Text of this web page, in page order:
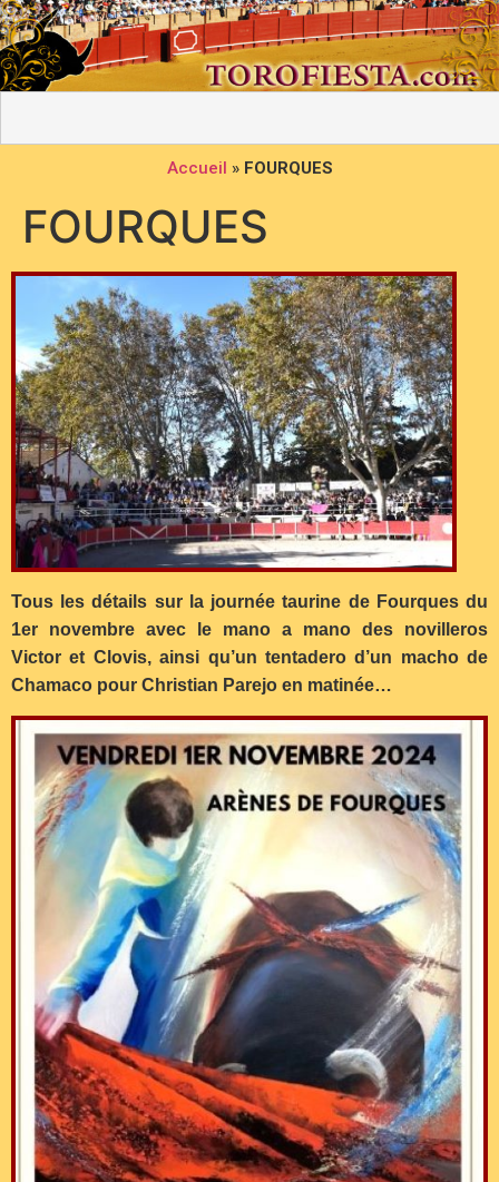
Accueil » FOURQUES
FOURQUES
Tous les détails sur la journée taurine de Fourques du
1er novembre avec le mano a mano des novilleros
Victor et Clovis, ainsi qu’un tentadero d’un macho de
Chamaco pour Christian Parejo en matinée…